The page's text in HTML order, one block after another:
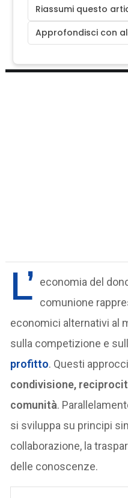
Riassumi questo
Approfondisci con
L’ economia del
comunione
economici alternativi al
sulla competizione e
profitto. Questi
condivisione,
comunità.
si sviluppa su principi
collaborazione, la
delle conoscenze.